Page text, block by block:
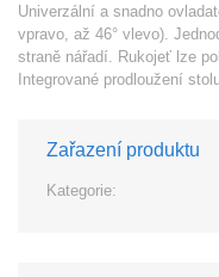
Univerzální a snadno
vpravo, až 46° vlevo).
straně nářadí. Rukojeť lze
Integrované prodloužení
Zařazení produktu
Kategorie: